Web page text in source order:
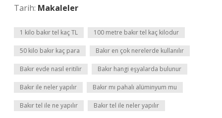
Tarih: Makaleler
1 kilo bakır tel kaç TL 100 metre bakır tel kaç kilodur
50 kilo bakır kaç para Bakır en çok nerelerde kullanılır
Bakır evde nasıl eritilir Bakır hangi eşyalarda bulunur
Bakır ile neler yapılır Bakır mı pahalı alüminyum mu
Bakır tel ile ne yapılır Bakır tel ile neler yapılır